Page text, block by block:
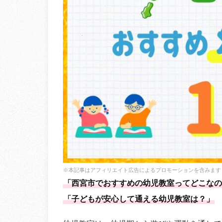
※本記事はアフィリエイト広告によるプロモーションを含みます
「西宮市でおすすめの幼児教室ってどこな
「子どもが安心して通える幼児教室は？」